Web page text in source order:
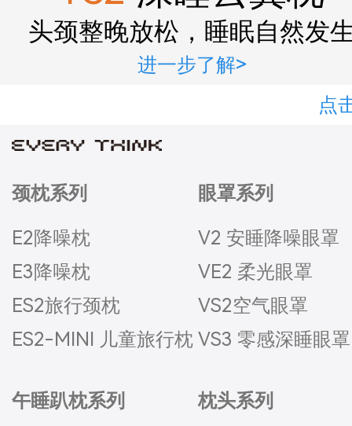
头颈整晚放松，睡眠自然发
进一步了解>
点
颈枕系列
E2降噪枕
E3降噪枕
ES2旅行颈枕
ES2-MINI 儿童旅行枕
眼罩系列
V2 安睡降噪眼罩
VE2 柔光眼罩
VS2空气眼罩
VS3 零感深睡眼罩
午睡趴枕系列 枕头系列